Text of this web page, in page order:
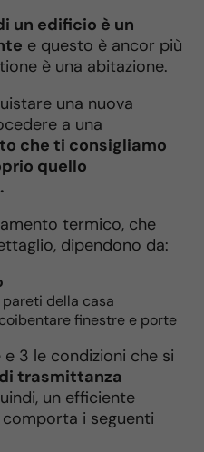
un edificio è un
e questo è ancor più
è una abitazione.
una nuova
a una
che ti consigliamo
quello
termico, che
dipendono da:
della casa
finestre e porte
3 le condizioni che si
trasmittanza
un efficiente
i seguenti